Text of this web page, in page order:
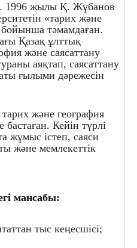
1996 жылы Қ. Жұбанов
«тарих және
тәмамдаған.
Қазақ ұлттық
және саясаттану
аяқтап, саясаттану
ғылыми дәрежесін
және география
бастаған. Кейін түрлі
жұмыс істеп, саяси
және мемлекеттік
мансабы:
тыс кеңесшісі;